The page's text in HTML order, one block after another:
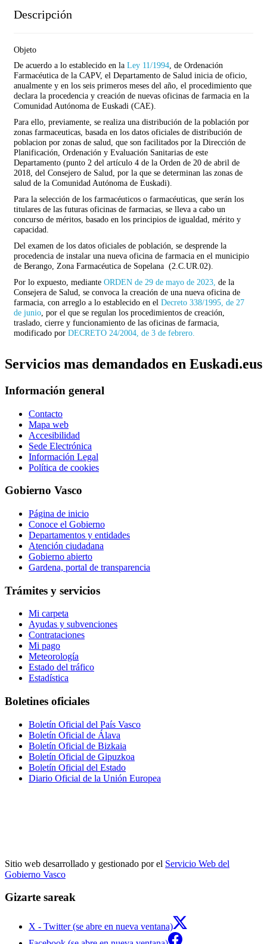
Descripción
Objeto
De acuerdo a lo establecido en la Ley 11/1994 , de Ordenación
Farmacéutica de la CAPV, el Departamento de Salud inicia de oficio,
anualmente y en los seis primeros meses del año, el procedimiento que
declara la procedencia y creación de nuevas oficinas de farmacia en la
Comunidad Autónoma de Euskadi (CAE).
Para ello, previamente, se realiza una distribución de la población por
zonas farmaceuticas, basada en los datos oficiales de distribución de
poblacion por zonas de salud, que son facilitados por la Dirección de
Planificación, Ordenación y Evaluación Sanitarias de este
Departamento (punto 2 del artículo 4 de la Orden de 20 de abril de
2018, del Consejero de Salud, por la que se determinan las zonas de
salud de la Comunidad Autónoma de Euskadi).
Para la selección de los farmacéuticos o farmacéuticas, que serán los
titulares de las futuras oficinas de farmacias, se lleva a cabo un
concurso de méritos, basado en los principios de igualdad, mérito y
capacidad.
Del examen de los datos oficiales de población, se desprende la
procedencia de instalar una nueva oficina de farmacia en el municipio
de Berango, Zona Farmacéutica de Sopelana (2.C.UR.02).
Por lo expuesto, mediante ORDEN de 29 de mayo de 2023, de la
Consejera de Salud, se convoca la creación de una nueva oficina de
farmacia, con arreglo a lo establecido en el Decreto 338/1995, de 27
de junio , por el que se regulan los procedimientos de creación,
traslado, cierre y funcionamiento de las oficinas de farmacia,
modificado por DECRETO 24/2004, de 3 de febrero.
Servicios mas demandados en Euskadi.eus
Información general
Contacto
Mapa web
Accesibilidad
Sede Electrónica
Información Legal
Política de cookies
Gobierno Vasco
Página de inicio
Conoce el Gobierno
Departamentos y entidades
Atención ciudadana
Gobierno abierto
Gardena, portal de transparencia
Trámites y servicios
Mi carpeta
Ayudas y subvenciones
Contrataciones
Mi pago
Meteorología
Estado del tráfico
Estadística
Boletines oficiales
Boletín Oficial del País Vasco
Boletín Oficial de Álava
Boletín Oficial de Bizkaia
Boletín Oficial de Gipuzkoa
Boletín Oficial del Estado
Diario Oficial de la Unión Europea
Sitio web desarrollado y gestionado por el Servicio Web del
Gobierno Vasco
Gizarte sareak
X - Twitter (se abre en nueva ventana)